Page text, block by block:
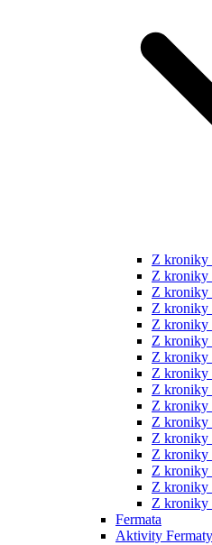
Z kroniky
Z kroniky
Z kroniky
Z kroniky
Z kroniky
Z kroniky
Z kroniky
Z kroniky
Z kroniky
Z kroniky
Z kroniky
Z kroniky
Z kroniky
Z kroniky
Z kroniky
Z kroniky
Fermata
Aktivity Fermaty